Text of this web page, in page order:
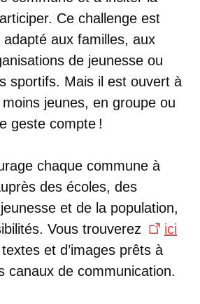
Ce challenge est
aux familles, aux
de jeunesse ou
sportifs. Mais il est ouvert à
jeunes, en groupe ou
geste compte !
chaque commune à
des écoles, des
et de la population,
Vous trouverez
ici
et d’images prêts à
canaux de communication.